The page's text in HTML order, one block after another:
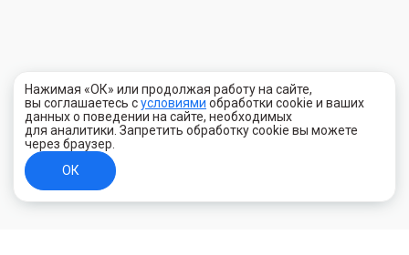
Нажимая «ОК» или продолжая работу на сайте,
вы соглашаетесь сусловиями обработки cookie и ваших
данных о поведении на сайте, необходимых
для аналитики. Запретить обработку cookie вы можете
через браузер.
ОК